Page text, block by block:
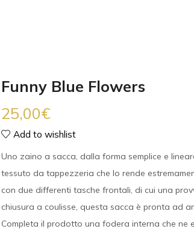
Funny Blue Flowers
25,00€
Add to wishlist
Uno zaino a sacca, dalla forma semplice e
tessuto da tappezzeria che lo rende
con due differenti tasche frontali, di cui una
chiusura a coulisse, questa sacca è pronta ad
Completa il prodotto una fodera interna che ne